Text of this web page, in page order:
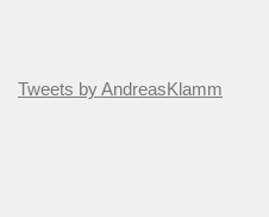
Tweets by AndreasKlamm